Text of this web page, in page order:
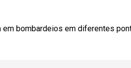
bombardeios em diferentes